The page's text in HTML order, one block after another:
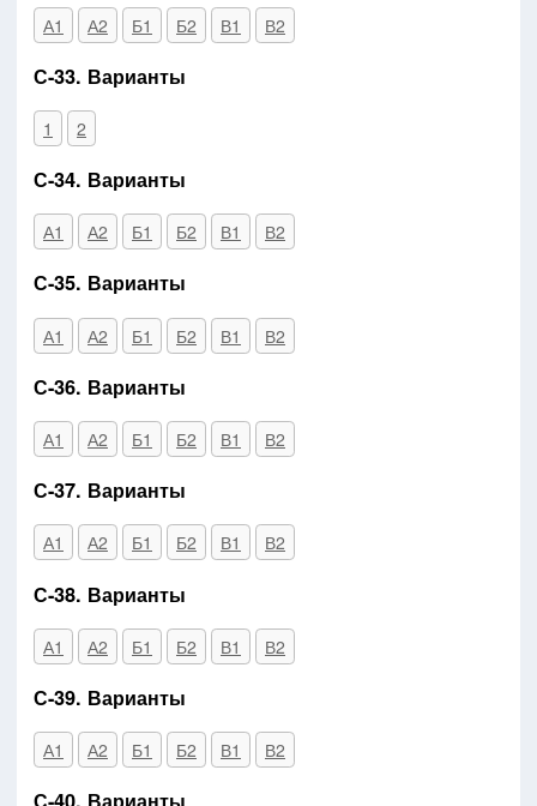
А1 А2 Б1 Б2 В1 В2
С-33. Варианты
1 2
С-34. Варианты
А1 А2 Б1 Б2 В1 В2
С-35. Варианты
А1 А2 Б1 Б2 В1 В2
С-36. Варианты
А1 А2 Б1 Б2 В1 В2
С-37. Варианты
А1 А2 Б1 Б2 В1 В2
С-38. Варианты
А1 А2 Б1 Б2 В1 В2
С-39. Варианты
А1 А2 Б1 Б2 В1 В2